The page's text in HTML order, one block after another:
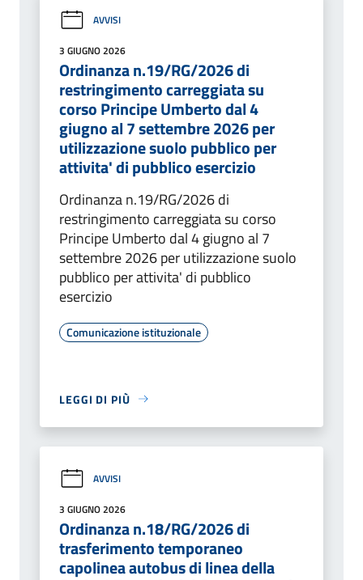
AVVISI
3 GIUGNO 2026
Ordinanza n.19/RG/2026 di
restringimento carreggiata su
corso Principe Umberto dal 4
giugno al 7 settembre 2026 per
utilizzazione suolo pubblico per
attivita' di pubblico esercizio
Ordinanza n.19/RG/2026 di
restringimento carreggiata su corso
Principe Umberto dal 4 giugno al 7
settembre 2026 per utilizzazione suolo
pubblico per attivita' di pubblico
esercizio
Comunicazione istituzionale
LEGGI DI PIÙ
AVVISI
3 GIUGNO 2026
Ordinanza n.18/RG/2026 di
trasferimento temporaneo
capolinea autobus di linea della